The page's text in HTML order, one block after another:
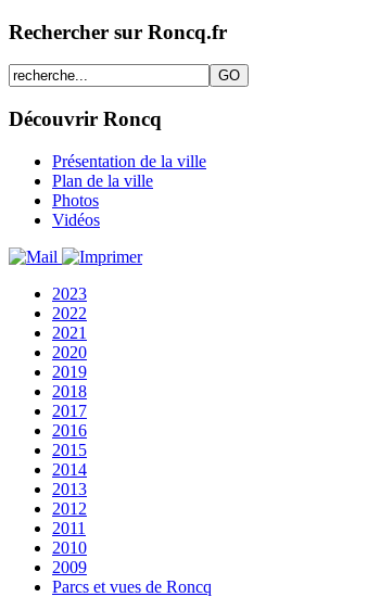
Rechercher sur Roncq.fr
Découvrir Roncq
Présentation de la ville
Plan de la ville
Photos
Vidéos
2023
2022
2021
2020
2019
2018
2017
2016
2015
2014
2013
2012
2011
2010
2009
Parcs et vues de Roncq